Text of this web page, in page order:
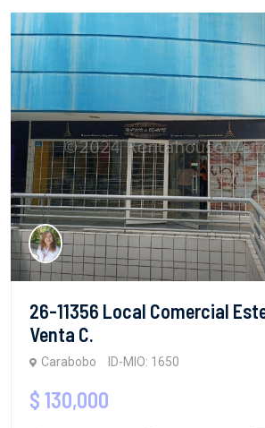
26-11356 Local Comercial
Venta C.
Carabobo ID-MIO: 1650
$ 130,000